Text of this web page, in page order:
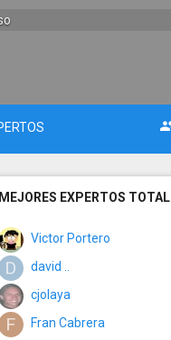
MEJORES EXPERTOS TOTAL
Victor Portero
david ..
cjolaya
Fran Cabrera